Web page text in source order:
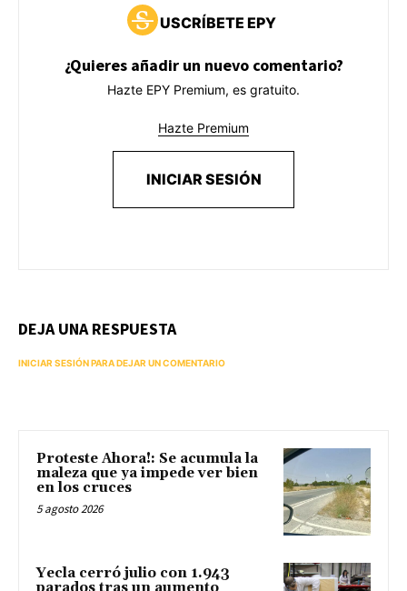
USCRÍBETE EPY
¿Quieres añadir un nuevo comentario?
Hazte EPY Premium, es gratuito.
Hazte Premium
INICIAR SESIÓN
DEJA UNA RESPUESTA
INICIAR SESIÓN PARA DEJAR UN COMENTARIO
Proteste Ahora!: Se acumula la
maleza que ya impede ver bien
en los cruces
5 agosto 2026
Yecla cerró julio con 1.943
parados tras un aumento